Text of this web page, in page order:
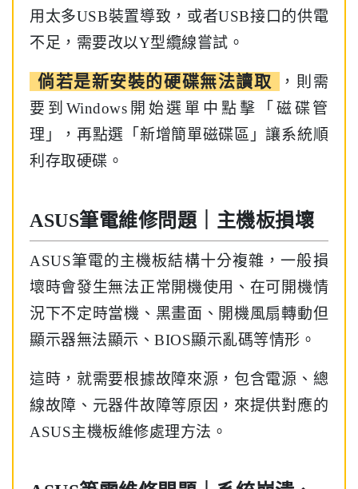
用太多USB裝置導致，或者USB接口的供電
不足，需要改以Y型纜線嘗試。
倘若是新安裝的硬碟無法讀取
，則需
要到Windows開始選單中點擊「磁碟管
理」，再點選「新增簡單磁碟區」讓系統順
利存取硬碟。
ASUS筆電維修問題｜主機板損壞
ASUS筆電的主機板結構十分複雜，一般損
壞時會發生無法正常開機使用、在可開機情
況下不定時當機、黑畫面、開機風扇轉動但
顯示器無法顯示、BIOS顯示亂碼等情形。
這時，就需要根據故障來源，包含電源、總
線故障、元器件故障等原因，來提供對應的
ASUS主機板維修處理方法。